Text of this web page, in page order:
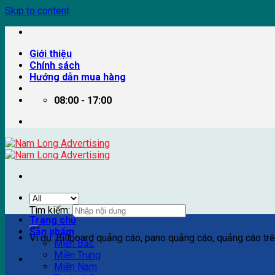
Skip to content
Giới thiệu
Chính sách
Hướng dẫn mua hàng
08:00 - 17:00
Tìm kiếm:
Ví dụ: Billboard quảng cáo, pano quảng cáo, quảng cáo
Trang chủ
Sản phẩm
Miền Bắc
Miền Trung
Miền Nam